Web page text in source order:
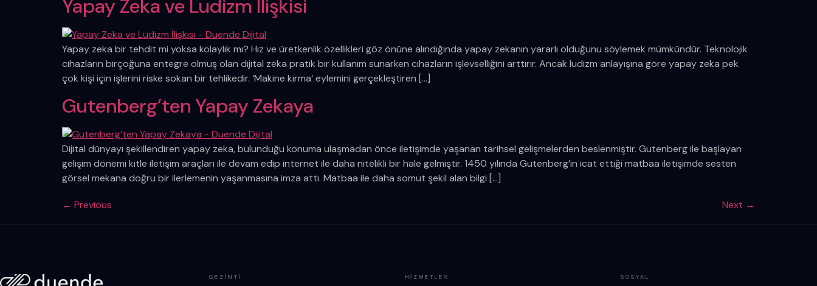
Yapay Zeka ve Ludizm İlişkisi
Yapay zeka bir tehdit mi yoksa kolaylık mı? Hız ve üretkenlik özellikleri göz önüne alındığında yapay zekanın yararlı olduğunu söylemek mümkündür. Teknolojik
cihazların birçoğuna entegre olmuş olan dijital zeka pratik bir kullanım sunarken cihazların işlevselliğini arttırır. Ancak ludizm anlayışına göre yapay zeka pek
çok kişi için işlerini riske sokan bir tehlikedir. ‘Makine kırma’ eylemini gerçekleştiren […]
Gutenberg’ten Yapay Zekaya
Dijital dünyayı şekillendiren yapay zeka, bulunduğu konuma ulaşmadan önce iletişimde yaşanan tarihsel gelişmelerden beslenmiştir. Gutenberg ile başlayan
gelişim dönemi kitle iletişim araçları ile devam edip internet ile daha nitelikli bir hale gelmiştir. 1450 yılında Gutenberg’in icat ettiği matbaa iletişimde sesten
görsel mekana doğru bir ilerlemenin yaşanmasına imza attı. Matbaa ile daha somut şekil alan bilgi […]
← Previous Next →
GEZINTI HIZMETLER SOSYAL